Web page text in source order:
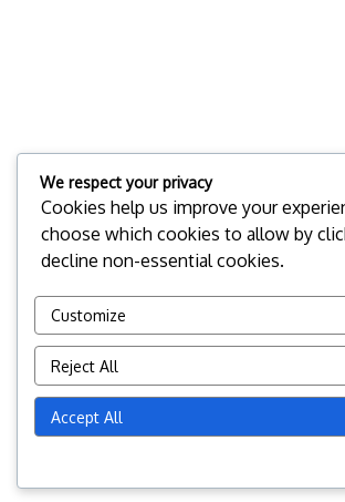
We respect your privacy
Cookies help us improve your
choose which cookies to allow by
decline non-essential cookies.
Customize
Reject All
Accept All